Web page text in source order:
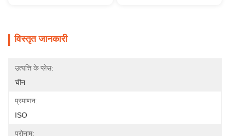
विस्तृत जानकारी
उत्पत्ति के प्लेस:
चीन
प्रमाणन:
ISO
प्रोनाम: